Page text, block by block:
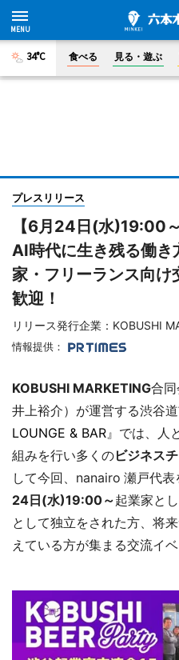
34°C 食べる 見る・遊ぶ
プレスリリース
【6月24日(水)19:00
AI時代に生き残る働
家・フリーランス向け
歓迎！
リリース発行企業：KOBUSHI
情報提供：
KOBUSHI MARKETING合同
井上裕介）が運営する渋谷
LOUNGE & BAR』では、人
組みを行い多くのビジネス
して今回、nanairo 瀬戸代表
24日(水)19:00～起業家と
として独立をされた方、将
えている方が集まる交流イ